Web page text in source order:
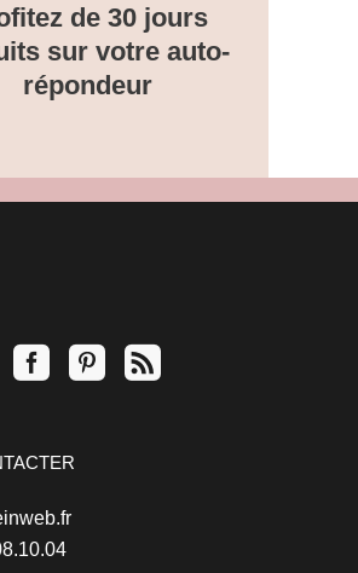
de 30 jours
sur votre auto-
répondeur